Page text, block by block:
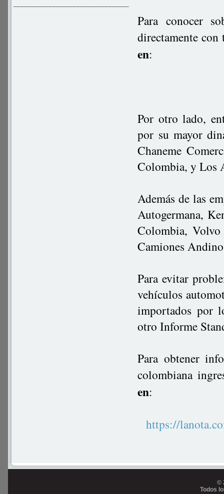
–––––––––––––––––––––––––––––––––
Para conocer
directamente
en:
Por otro lado,
por su mayor
Chaneme
Colombia, y Los
Además de las
Autogermana,
Colombia,
Camiones
Para evitar
vehículos
importados por
otro Informe
Para obtener
colombiana
en:
https://
©
Todos